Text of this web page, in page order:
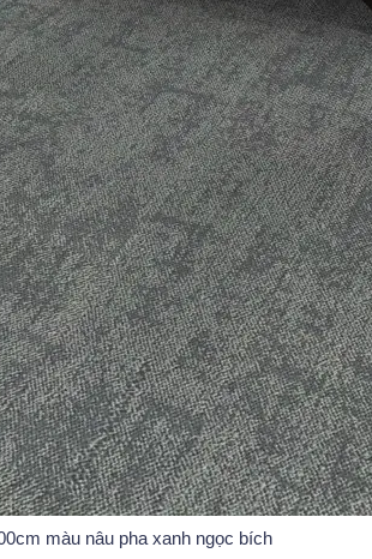
màu nâu pha xanh ngọc bích